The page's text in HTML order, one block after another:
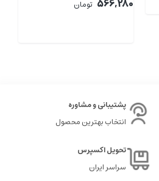
566,280 تومان
پشتیبانی و مشاوره
انتخاب بهترین محصول
تحویل اکسپرس
سراسر ایران